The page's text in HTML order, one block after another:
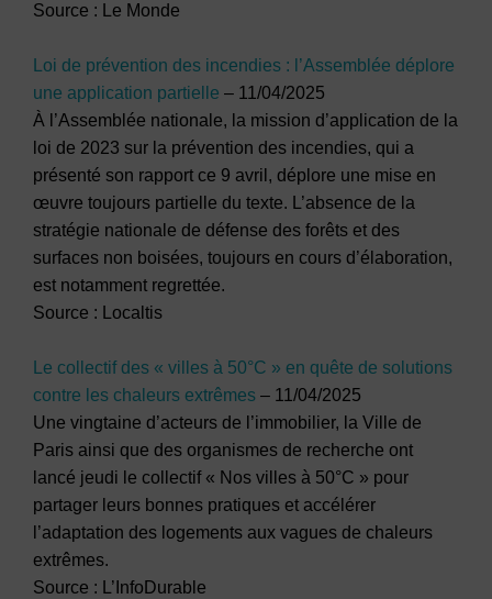
Source : Le Monde
Loi de prévention des incendies : l’Assemblée déplore
une application partielle – 11/04/2025
À l’Assemblée nationale, la mission d’application de la
loi de 2023 sur la prévention des incendies, qui a
présenté son rapport ce 9 avril, déplore une mise en
œuvre toujours partielle du texte. L’absence de la
stratégie nationale de défense des forêts et des
surfaces non boisées, toujours en cours d’élaboration,
est notamment regrettée.
Source : Localtis
Le collectif des « villes à 50°C » en quête de solutions
contre les chaleurs extrêmes – 11/04/2025
Une vingtaine d’acteurs de l’immobilier, la Ville de
Paris ainsi que des organismes de recherche ont
lancé jeudi le collectif « Nos villes à 50°C » pour
partager leurs bonnes pratiques et accélérer
l’adaptation des logements aux vagues de chaleurs
extrêmes.
Source : L’InfoDurable